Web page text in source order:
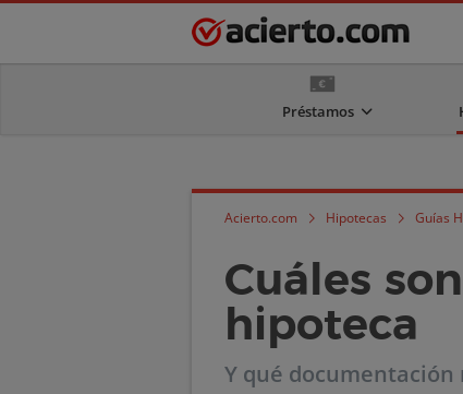
Préstamos
Acierto.com Hipotecas Guías
Cuáles
hipoteca
Y qué